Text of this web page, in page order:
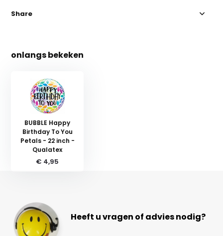
Share
onlangs bekeken
BUBBLE Happy
Birthday To You
Petals - 22 inch -
Qualatex
€ 4,95
Heeft u vragen of advies nodig?